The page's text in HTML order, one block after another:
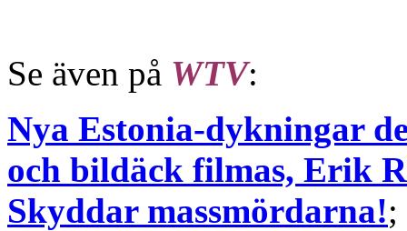
Se även på WTV:
Nya Estonia-dykningar
och bildäck filmas, Erik
Skyddar massmördarna!;